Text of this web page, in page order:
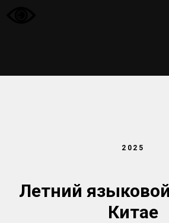
2025
Летний
Китае